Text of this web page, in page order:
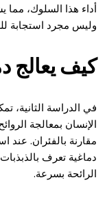
أداء هذا السلوك،
وليس مجرد استجابة
كيف يعالج
في الدراسة الثانية،
الإنسان بمعالجة
مقارنة بالفئران. عند
دماغية تعرف
الرائحة بسرعة.